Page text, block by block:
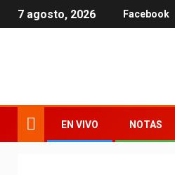
7 agosto, 2026 Facebook
EN VIVO NOTAS